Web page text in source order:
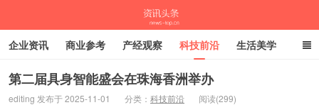
企业资讯 商业参考 产经观察 科技前沿 生活美学
时尚潮流 母婴亲子 专栏
第二届具身智能盛会在珠海香洲举办
editing 发布于 2025-11-01 分类： 科技前沿 阅读(299)